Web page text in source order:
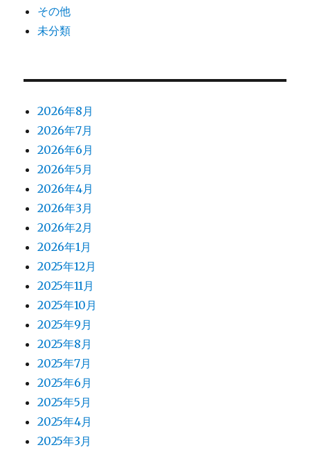
その他
未分類
2026年8月
2026年7月
2026年6月
2026年5月
2026年4月
2026年3月
2026年2月
2026年1月
2025年12月
2025年11月
2025年10月
2025年9月
2025年8月
2025年7月
2025年6月
2025年5月
2025年4月
2025年3月